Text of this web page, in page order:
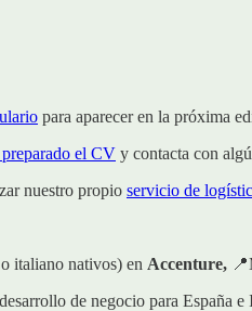
para aparecer en la próxima
el CV y contacta con
nuestro propio servicio de
italiano nativos) en Accenture,
de negocio para España